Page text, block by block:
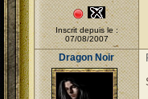
Inscrit depuis le :
07/08/2007
Dragon Noir